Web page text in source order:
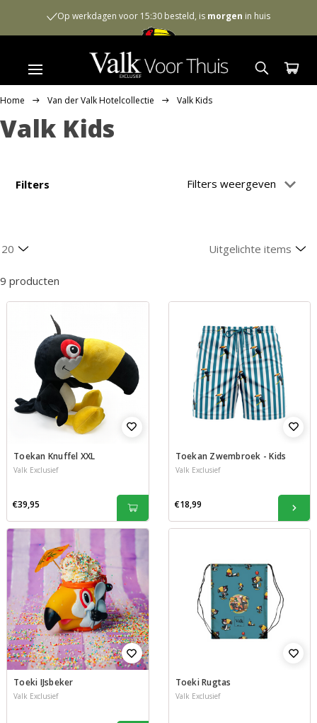
Op werkdagen voor 15:30 besteld, is morgen in huis
Home Van der Valk Hotelcollectie Valk Kids
Valk Kids
9 producten
Filters Filters weergeven
Toekan Knuffel XXL
Valk Exclusief
€39,95
Toekan Zwembroek - Kids
Valk Exclusief
€18,99
Toeki IJsbeker
Valk Exclusief
Toeki Rugtas
Valk Exclusief